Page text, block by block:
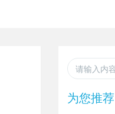
为您推荐